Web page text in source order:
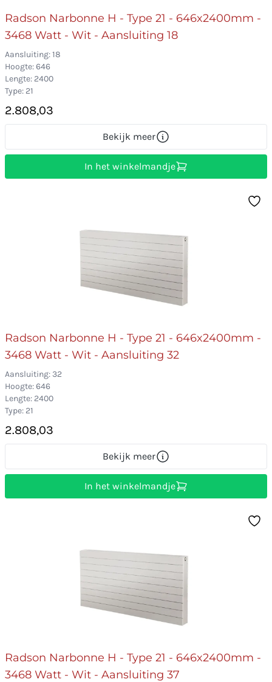
Radson Narbonne H - Type 21 - 646x2400mm -
3468 Watt - Wit - Aansluiting 18
Aansluiting: 18
Hoogte: 646
Lengte: 2400
Type: 21
2.808,03
Bekijk meer
In het winkelmandje
Radson Narbonne H - Type 21 - 646x2400mm -
3468 Watt - Wit - Aansluiting 32
Aansluiting: 32
Hoogte: 646
Lengte: 2400
Type: 21
2.808,03
Bekijk meer
In het winkelmandje
Radson Narbonne H - Type 21 - 646x2400mm -
3468 Watt - Wit - Aansluiting 37